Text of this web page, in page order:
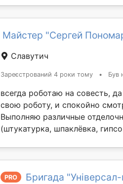
Майстер "Сергей
Славутич
Зареєстрований 4 роки тому • Був
всегда роботаю на совесть,
свою роботу, и спокойно
Выполняю различные
(штукатурка, шпаклёвка,
PRO Бригада